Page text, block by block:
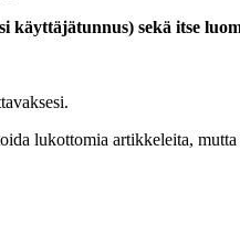
sekä itse
lukottomia artikkeleita,